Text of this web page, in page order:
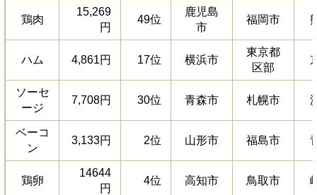
鶏肉
15,269
円
49位
鹿児島
市
福岡市
ハム 4,861円 17位 横浜市
東京都
区部
ソーセ
ージ
7,708円 30位 青森市 札幌市
ベーコ
ン
3,133円 2位 山形市 福島市
鶏卵
14644
円
4位 高知市 鳥取市